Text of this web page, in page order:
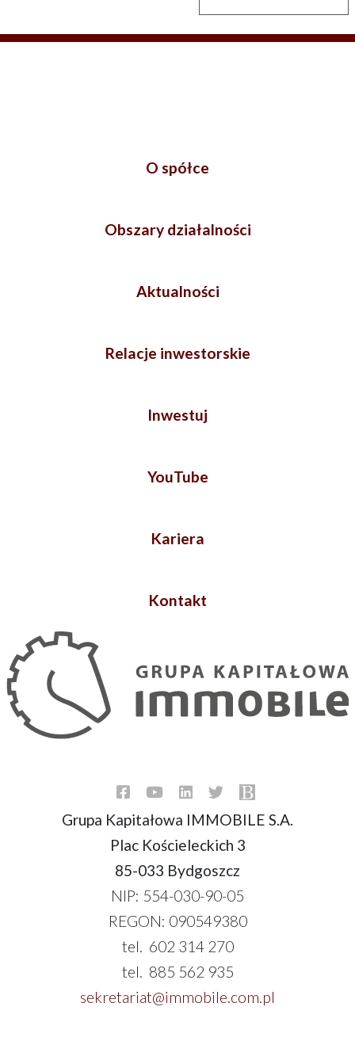
O spółce
Obszary działalności
Aktualności
Relacje inwestorskie
Inwestuj
YouTube
Kariera
Kontakt
Grupa Kapitałowa IMMOBILE S.A.
Plac Kościeleckich 3
85-033 Bydgoszcz
NIP: 554-030-90-05
REGON: 090549380
tel. 602 314 270
tel. 885 562 935
sekretariat@immobile.com.pl